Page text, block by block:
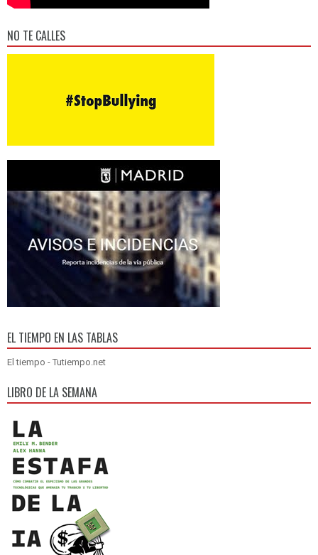
NO TE CALLES
EL TIEMPO EN LAS TABLAS
El tiempo - Tutiempo.net
LIBRO DE LA SEMANA